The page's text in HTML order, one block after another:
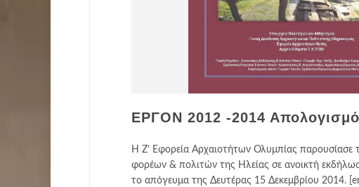
ΕΡΓΟΝ 2012 -2014
Η Ζ’ Εφορεία Αρχαιοτήτων Ολυμπίας
φορέων & πολιτών της Ηλείας σε ανοικτή
το απόγευμα της Δευτέρας 15 Δεκεμβρίου 2014.